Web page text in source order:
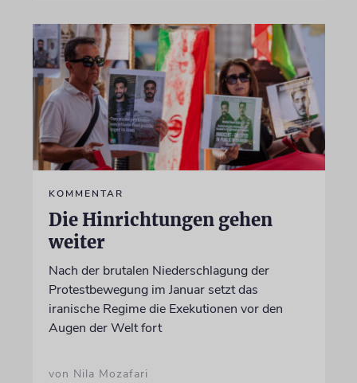
KOMMENTAR
Die Hinrichtungen gehen
weiter
Nach der brutalen Niederschlagung der
Protestbewegung im Januar setzt das
iranische Regime die Exekutionen vor den
Augen der Welt fort
von Nila Mozafari